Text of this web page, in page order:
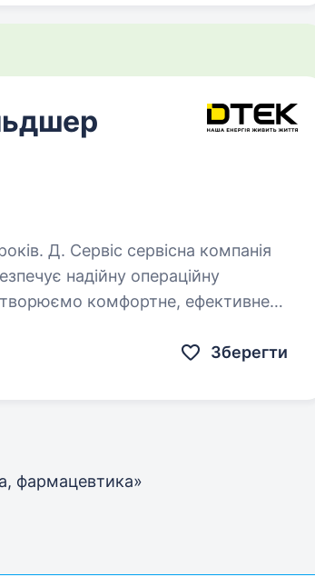
надійну операційну
комфортне, ефективне
Зберегти
фармацевтика»